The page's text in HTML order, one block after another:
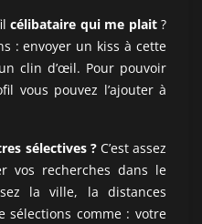
célibataire qui me plait?
: envoyer un kiss à cette
clin d’œil. Pour pouvoir
vous pouvez l’ajouter à
sélectives ?C’est assez
vos recherches dans le
la ville, la distances
sélections comme : votre